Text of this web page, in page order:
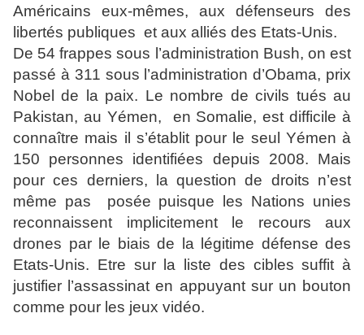
Américains eux-mêmes, aux défenseurs des
libertés publiques et aux alliés des Etats-Unis.
De 54 frappes sous l’administration Bush, on est
passé à 311 sous l’administration d’Obama, prix
Nobel de la paix. Le nombre de civils tués au
Pakistan, au Yémen, en Somalie, est difficile à
connaître mais il s’établit pour le seul Yémen à
150 personnes identifiées depuis 2008. Mais
pour ces derniers, la question de droits n’est
même pas posée puisque les Nations unies
reconnaissent implicitement le recours aux
drones par le biais de la légitime défense des
Etats-Unis. Etre sur la liste des cibles suffit à
justifier l’assassinat en appuyant sur un bouton
comme pour les jeux vidéo.